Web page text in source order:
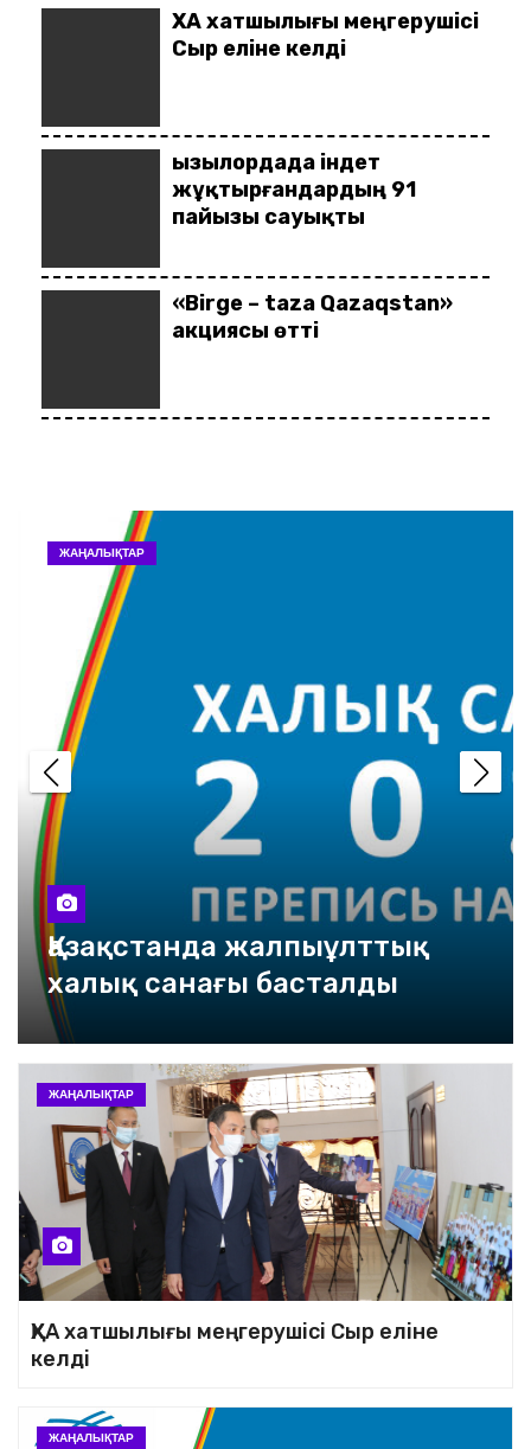
ҚХА хатшылығы меңгерушісі
Сыр еліне келді
Қызылордада індет
жұқтырғандардың 91
пайызы сауықты
«Birge – taza Qazaqstan»
акциясы өтті
«Өзге тілдің бәрін біл, өз
тіліңді құрметте»
ЖАҢАЛЫҚТАР
Қазақстанда жалпыұлттық
халық санағы басталды
ЖАҢАЛЫҚТАР
ҚХА хатшылығы меңгерушісі Сыр еліне
келді
ЖАҢАЛЫҚТАР